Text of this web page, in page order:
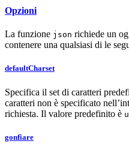
Opzioni
La funzione json richiede un
contenere una qualsiasi di le
defaultCharset
Specifica il set di caratteri
caratteri non è specificato
richiesta. Il valore predefinito è
gonfiare